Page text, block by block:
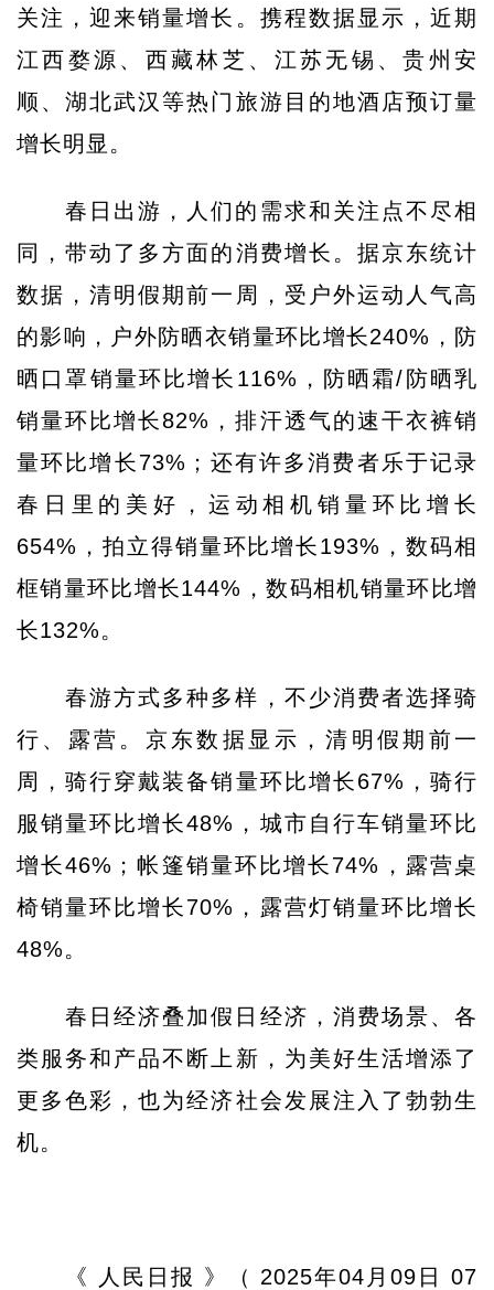
关注，迎来销量增长。携程数据显示，近期
江西婺源、西藏林芝、江苏无锡、贵州安
顺、湖北武汉等热门旅游目的地酒店预订量
增长明显。
春日出游，人们的需求和关注点不尽相
同，带动了多方面的消费增长。据京东统计
数据，清明假期前一周，受户外运动人气高
的影响，户外防晒衣销量环比增长240%，防
晒口罩销量环比增长116%，防晒霜/防晒乳
销量环比增长82%，排汗透气的速干衣裤销
量环比增长73%；还有许多消费者乐于记录
春日里的美好，运动相机销量环比增长
654%，拍立得销量环比增长193%，数码相
框销量环比增长144%，数码相机销量环比增
长132%。
春游方式多种多样，不少消费者选择骑
行、露营。京东数据显示，清明假期前一
周，骑行穿戴装备销量环比增长67%，骑行
服销量环比增长48%，城市自行车销量环比
增长46%；帐篷销量环比增长74%，露营桌
椅销量环比增长70%，露营灯销量环比增长
48%。
春日经济叠加假日经济，消费场景、各
类服务和产品不断上新，为美好生活增添了
更多色彩，也为经济社会发展注入了勃勃生
机。
《 人民日报 》（ 2025年04月09日 07